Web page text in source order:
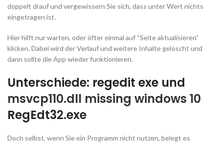
doppelt drauf und vergewissern Sie sich, dass unter Wert nichts
eingetragen ist.
Hier hilft nur warten, oder öfter einmal auf “Seite aktualisieren”
klicken. Dabei wird der Verlauf und weitere Inhalte gelöscht und
dann sollte die App wieder funktionieren.
Unterschiede: regedit exe und
msvcp110.dll missing windows 10
RegEdt32.exe
Doch selbst, wenn Sie ein Programm nicht nutzen, belegt es